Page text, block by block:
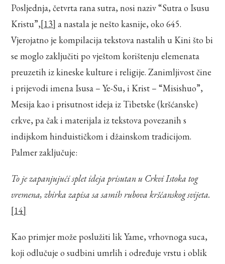
Posljednja, četvrta rana sutra, nosi naziv “Sutra o Isusu
Kristu”,[13] a nastala je nešto kasnije, oko 645.
Vjerojatno je kompilacija tekstova nastalih u Kini što bi
se moglo zaključiti po vještom korištenju elemenata
preuzetih iz kineske kulture i religije. Zanimljivost čine
i prijevodi imena Isusa – Ye-Su, i Krist – “Misishuo”,
Mesija kao i prisutnost ideja iz Tibetske (kršćanske)
crkve, pa čak i materijala iz tekstova povezanih s
indijskom hinduističkom i džainskom tradicijom.
Palmer zaključuje:
To je zapanjujući splet ideja prisutan u Crkvi Istoka tog
vremena, zbirka zapisa sa samih rubova kršćanskog svijeta.
[14]
Kao primjer može poslužiti lik Yame, vrhovnoga suca,
koji odlučuje o sudbini umrlih i određuje vrstu i oblik